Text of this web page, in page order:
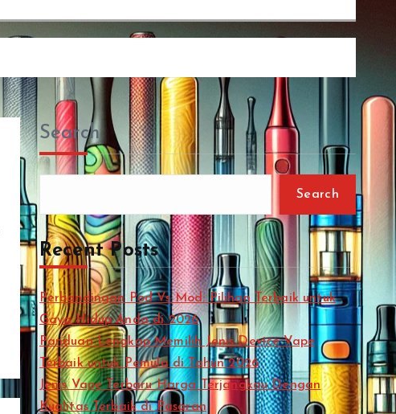
Search
Search
Recent Posts
Perbandingan Pod Vs Mod: Pilihan Terbaik untuk
Gaya Hidup Anda di 2026
Panduan Lengkap Memilih Jenis Device Vape
Terbaik untuk Pemula di Tahun 2026
Jenis Vape Terbaru Harga Terjangkau Dengan
Kualitas Terbaik di Pasaran